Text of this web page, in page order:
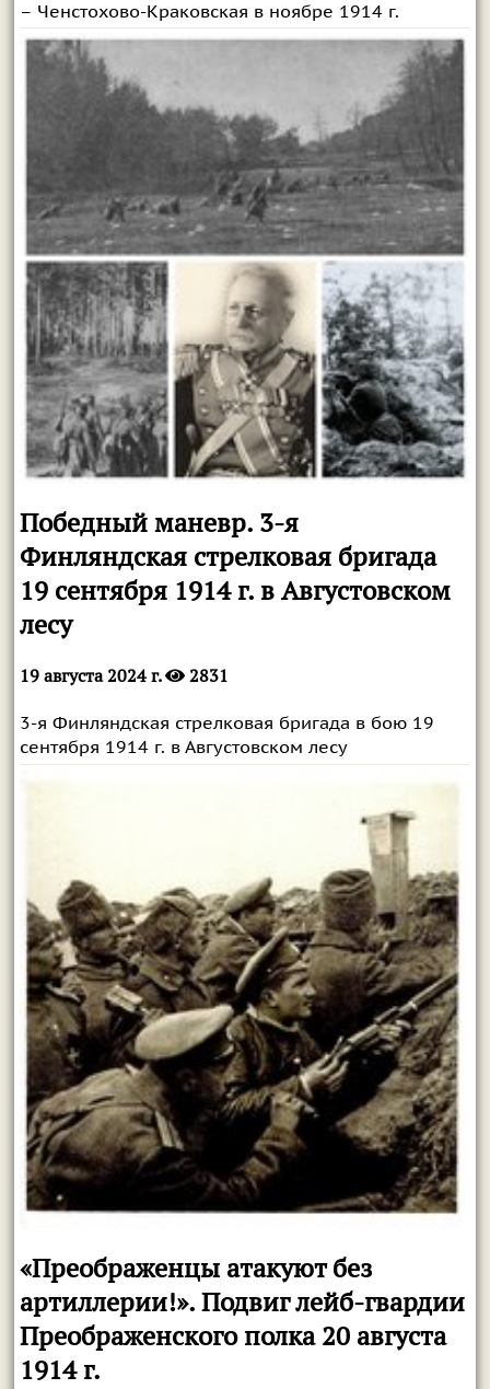
– Ченстохово-Краковская в ноябре 1914 г.
Победный маневр. 3-я
Финляндская стрелковая бригада
19 сентября 1914 г. в Августовском
лесу
19 августа 2024 г. 2831
3-я Финляндская стрелковая бригада в бою 19
сентября 1914 г. в Августовском лесу
«Преображенцы атакуют без
артиллерии!». Подвиг лейб-гвардии
Преображенского полка 20 августа
1914 г.